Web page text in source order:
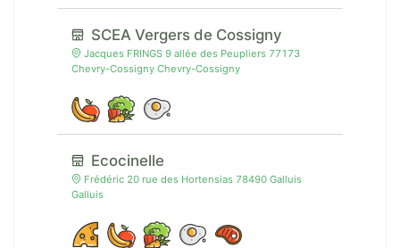
SCEA Vergers de Cossigny
Jacques FRINGS 9 allée des Peupliers 77173
Chevry-Cossigny Chevry-Cossigny
Ecocinelle
Frédéric 20 rue des Hortensias 78490 Galluis
Galluis